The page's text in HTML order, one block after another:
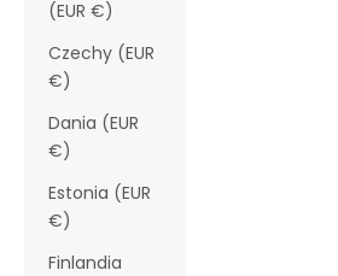
(EUR €)
Czechy (EUR
€)
Dania (EUR
€)
Estonia (EUR
€)
Finlandia